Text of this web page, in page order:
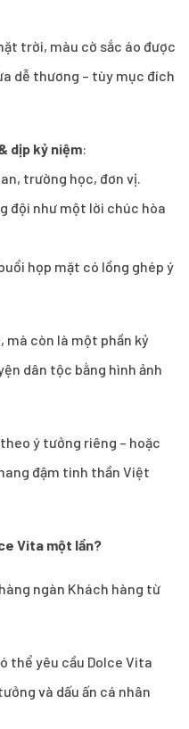
trời, màu cờ sắc áo được
dễ thương – tùy mục đích
dịp kỷ niệm:
trường học, đơn vị.
đội như một lời chúc hòa
họp mặt có lồng ghép ý
mà còn là một phần kỷ
dân tộc bằng hình ảnh
ý tưởng riêng – hoặc
đậm tinh thần Việt
Vita một lần?
ngàn Khách hàng từ
thể yêu cầu Dolce Vita
và dấu ấn cá nhân